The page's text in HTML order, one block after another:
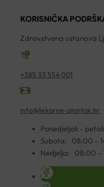
KAPSULE
A30
KORISNIČKA
Zdravstvena ustanova
+385 33 554 001
info@ljekarne-plantak.hr
Ponedjeljak -
Subota:
08:00 –
Nedjelja:
08:00 –